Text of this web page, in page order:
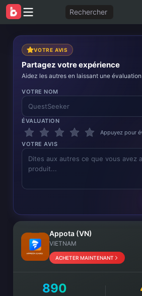
Rechercher
VOTRE AVIS
Partagez votre expérience
Aidez les autres en laissant une
VOTRE NOM
ÉVALUATION
Appuyez pour
VOTRE AVIS
Appota (VN)
VIETNAM
ACHETER MAINTENANT
890